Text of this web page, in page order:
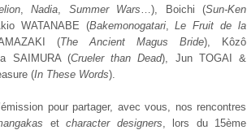
, Nadia, Summer Wars…), Boichi (Sun-Ken
WATANABE (Bakemonogatari,Le Fruit de la
(The Ancient Magus Bride), Kôzô
SAIMURA (Crueler than Dead), Jun TOGAI &
(In These Words).
pour partager, avec vous, nos rencontres
etcharacter designers, lors du 15ème